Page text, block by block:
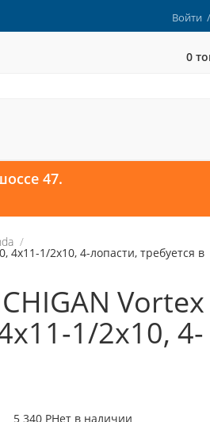
Войти /
0
47.
4x11-1/2x10, 4-лопасти, требуется в
Vortex
1/2x10, 4-
5 340 РНет в наличии